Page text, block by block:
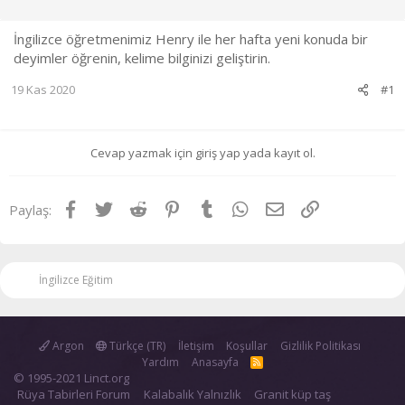
t
a
r
i
İngilizce öğretmenimiz Henry ile her hafta yeni konuda bir
deyimler öğrenin, kelime bilginizi geliştirin.
#1
19 Kas 2020
Cevap yazmak için giriş yap yada kayıt ol.
Paylaş: Facebook
TwitterReddit Pinterest
Tumblr WhatsApp
E-postaLink
İngilizce Eğitim
Argon Türkçe (TR) İletişim Koşullar
Gizlilik Politikası
Yardım
Anasayfa
R
S
© 1995-2021 Linct.org
Rüya Tabirleri Forum
Kalabalık Yalnızlık
Granit küp taş